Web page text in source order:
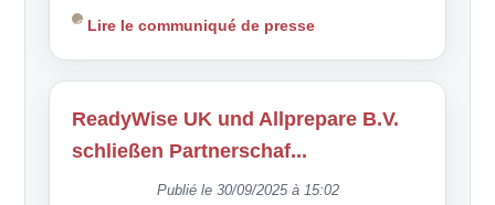
Lire le communiqué de presse
ReadyWise UK und Allprepare B.V.
schließen Partnerschaf...
Publié le 30/09/2025 à 15:02